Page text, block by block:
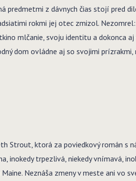
predmetmi z dávnych čias stojí pred
rokmi jej otec zmizol.
mlčanie, svoju identitu a dokonca
dom ovládne aj so svojimi
Strout, ktorá za poviedkový román s
inokedy trpezlivá, niekedy vnímavá,
Neznáša zmeny v meste ani vo